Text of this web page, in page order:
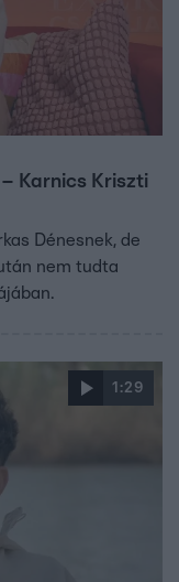
– Karnics Kriszti
Dénesnek, de
nem tudta
1:29